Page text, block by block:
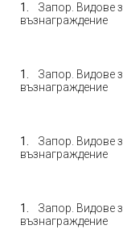
Запор. Видове
възнаграждение
Запор. Видове
възнаграждение
Запор. Видове
възнаграждение
Запор. Видове
възнаграждение